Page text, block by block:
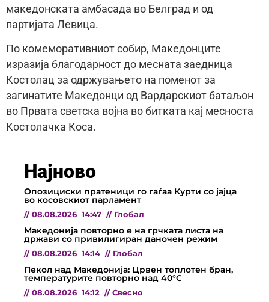
македонската амбасада во Белград и од
партијата Левица.
По комеморативниот собир, Македонците
изразија благодарност до месната заедница
Костолац за одржувањето на поменот за
загинатите Македонци од Вардарскиот батаљон
во Првата светска војна во битката кај месноста
Костолачка Коса.
Најново
Опозициски пратеници го гаѓаа Курти со јајца
во косовскиот парламент
// 08.08.2026 14:47 // Глобал
Македонија повторно е на грчката листа на
држави со привилигиран даночен режим
// 08.08.2026 14:14 // Глобал
Пекол над Македонија: Црвен топлотен бран,
температурите повторно над 40°C
// 08.08.2026 14:12 // Свесно